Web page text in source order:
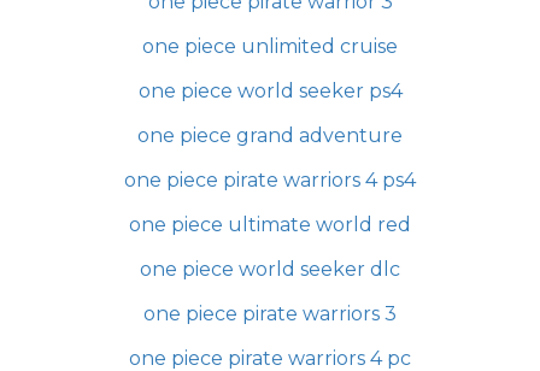
one piece unlimited cruise
one piece world seeker ps4
one piece grand adventure
one piece pirate warriors 4 ps4
one piece ultimate world red
one piece world seeker dlc
one piece pirate warriors 3
one piece pirate warriors 4 pc